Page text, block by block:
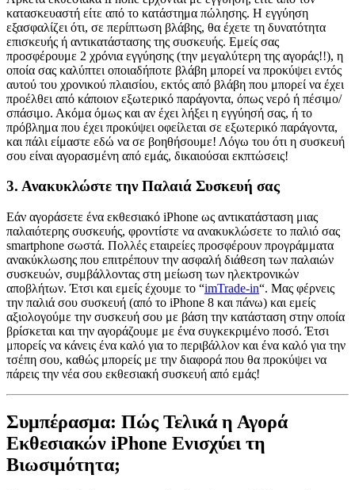
κατασκευαστή είτε από το κατάστημα πώλησης. Η εγγύηση
εξασφαλίζει ότι, σε περίπτωση βλάβης, θα έχετε τη δυνατότητα
επισκευής ή αντικατάστασης της συσκευής. Εμείς σας
προσφέρουμε 2 χρόνια εγγύησης (την μεγαλύτερη της αγοράς!!), η
οποία σας καλύπτει οποιαδήποτε βλάβη μπορεί να προκύψει εντός
αυτού του χρονικού πλαισίου, εκτός από βλάβη που μπορεί να έχει
προέλθει από κάποιον εξωτερικό παράγοντα, όπως νερό ή πέσιμο/
σπάσιμο. Ακόμα όμως και αν έχει λήξει η εγγύησή σας, ή το
πρόβλημα που έχει προκύψει οφείλεται σε εξωτερικό παράγοντα,
και πάλι είμαστε εδώ να σε βοηθήσουμε! Λόγω του ότι η συσκευή
σου είναι αγορασμένη από εμάς, δικαιούσαι εκπτώσεις!
3. Ανακυκλώστε την Παλαιά Συσκευή σας
Εάν αγοράσετε ένα εκθεσιακό iPhone ως αντικατάσταση μιας
παλαιότερης συσκευής, φροντίστε να ανακυκλώσετε το παλιό σας
smartphone σωστά. Πολλές εταιρείες προσφέρουν προγράμματα
ανακύκλωσης που επιτρέπουν την ασφαλή διάθεση των παλαιών
συσκευών, συμβάλλοντας στη μείωση των ηλεκτρονικών
αποβλήτων. Έτσι και εμείς έχουμε το “imTrade-in“. Μας φέρνεις
την παλιά σου συσκευή (από το iPhone 8 και πάνω) και εμείς
αξιολογούμε την συσκευή σου με βάση την κατάσταση στην οποία
βρίσκεται και την αγοράζουμε με ένα συγκεκριμένο ποσό. Έτσι
μπορείς να κάνεις ένα καλό για το περιβάλλον και ένα καλό για την
τσέπη σου, καθώς μπορείς με την διαφορά που θα προκύψει να
πάρεις την νέα σου εκθεσιακή συσκευή από εμάς!
Συμπέρασμα: Πώς Τελικά η Αγορά
Εκθεσιακών iPhone Ενισχύει τη
Βιωσιμότητα;